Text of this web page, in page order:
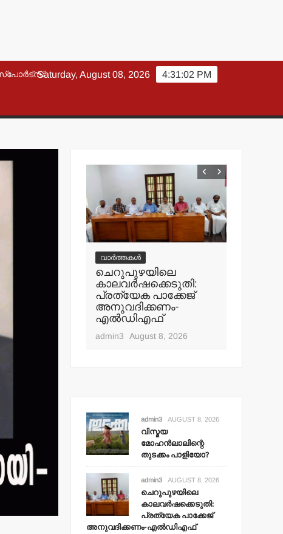
4:31:03 PM
Saturday, August 08, 2026
വാർത്തകൾ
ചെറുപുഴയിലെ
കാലവര്‍ഷക്കെടുതി:
പ്രത്യേക പാക്കേജ്
അനുവദിക്കണം-
എല്‍ഡിഎഫ്
admin3 August 8, 2026
admin3 AUGUST 8, 2026
വിസ്മയ
മോഹന്‍ലാലിന്റെ
തുടക്കം പാളിയോ?
admin3 AUGUST 8, 2026
ചെറുപുഴയിലെ
കാലവര്‍ഷക്കെടുതി:
പ്രത്യേക പാക്കേജ്
അനുവദിക്കണം-എല്‍ഡിഎഫ്